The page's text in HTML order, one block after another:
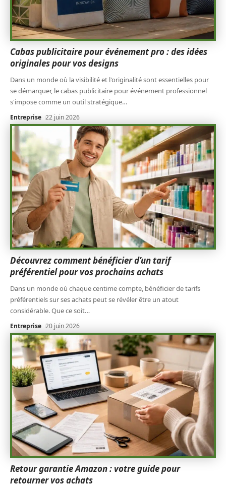
Cabas publicitaire pour événement pro : des idées
originales pour vos designs
Dans un monde où la visibilité et l'originalité sont essentielles pour
se démarquer, le cabas publicitaire pour événement professionnel
s'impose comme un outil stratégique…
Entreprise 22 juin 2026
Découvrez comment bénéficier d’un tarif
préférentiel pour vos prochains achats
Dans un monde où chaque centime compte, bénéficier de tarifs
préférentiels sur ses achats peut se révéler être un atout
considérable. Que ce soit…
Entreprise 20 juin 2026
Retour garantie Amazon : votre guide pour
retourner vos achats